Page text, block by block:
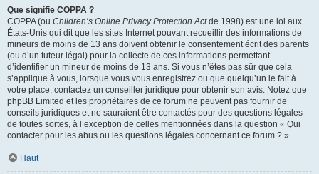
Que signifie COPPA ?
COPPA (ou Children’s Online Privacy Protection Actde 1998) est une loi aux
États-Unis qui dit que les sites Internet pouvant recueillir des informations de
mineurs de moins de 13 ans doivent obtenir le consentement écrit des parents
(ou d’un tuteur légal) pour la collecte de ces informations permettant
d’identifier un mineur de moins de 13 ans. Si vous n’êtes pas sûr que cela
s’applique à vous, lorsque vous vous enregistrez ou que quelqu’un le fait à
votre place, contactez un conseiller juridique pour obtenir son avis. Notez que
phpBB Limited et les propriétaires de ce forum ne peuvent pas fournir de
conseils juridiques et ne sauraient être contactés pour des questions légales
de toutes sortes, à l’exception de celles mentionnées dans la question « Qui
contacter pour les abus ou les questions légales concernant ce forum ? ».
Haut